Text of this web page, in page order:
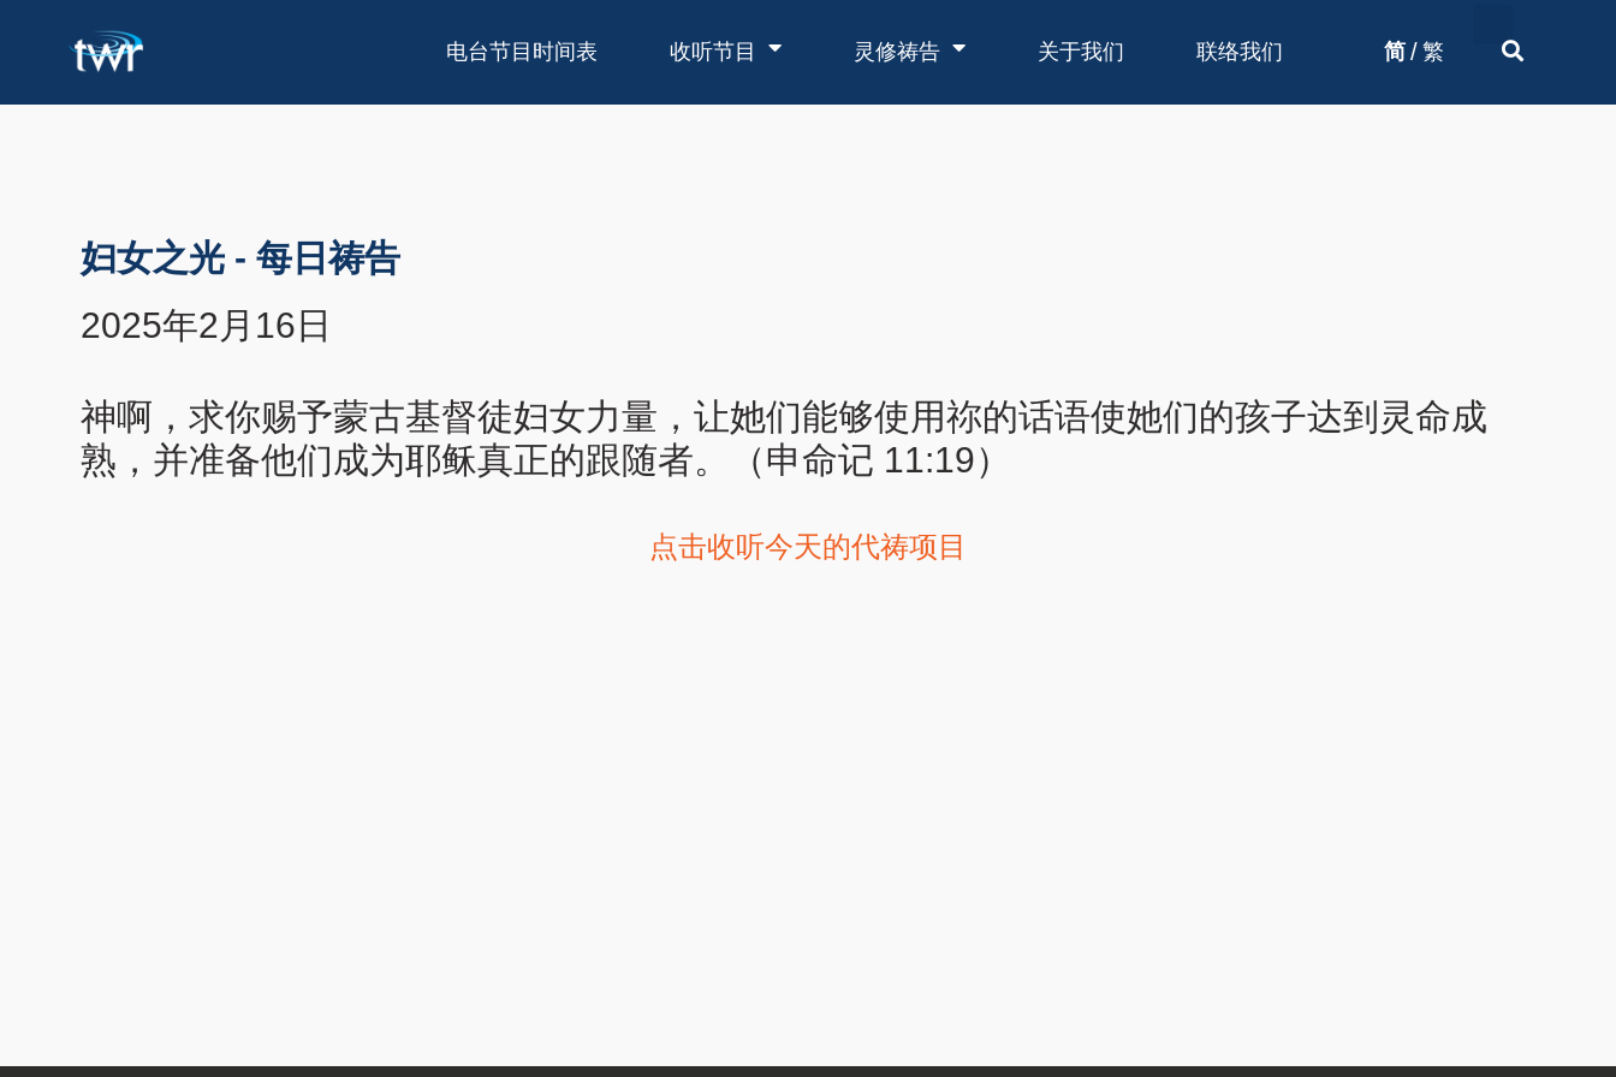
电台节目时间表 收听节目 灵修祷告 关于我们 联络我们 简 / 繁
妇女之光 - 每日祷告
2025年2月16日
神啊，求你赐予蒙古基督徒妇女力量，让她们能够使用祢的话语使她们的孩子达到灵命成
熟，并准备他们成为耶稣真正的跟随者。（申命记 11:19）
点击收听今天的代祷项目